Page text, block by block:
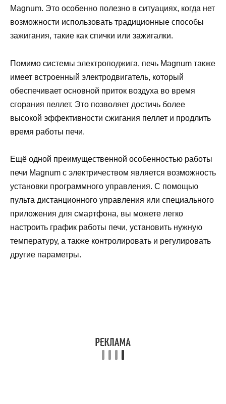
Magnum. Это особенно полезно в ситуациях, когда нет
возможности использовать традиционные способы
зажигания, такие как спички или зажигалки.
Помимо системы электроподжига, печь Magnum также
имеет встроенный электродвигатель, который
обеспечивает основной приток воздуха во время
сгорания пеллет. Это позволяет достичь более
высокой эффективности сжигания пеллет и продлить
время работы печи.
Ещё одной преимущественной особенностью работы
печи Magnum с электричеством является возможность
установки программного управления. С помощью
пульта дистанционного управления или специального
приложения для смартфона, вы можете легко
настроить график работы печи, установить нужную
температуру, а также контролировать и регулировать
другие параметры.